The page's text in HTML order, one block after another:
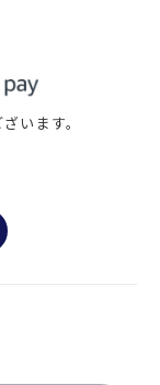
います。